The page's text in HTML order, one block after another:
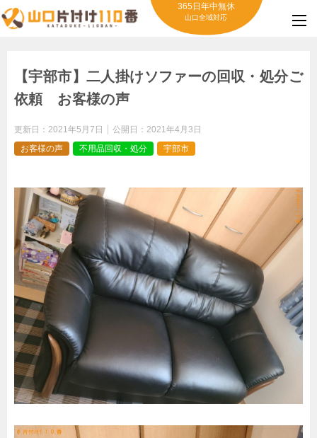
365日年中無休
山口全域対応
【宇部市】二人掛けソファーの回収・処分ご
依頼 お客様の声
更新日： 2021年5月7日 公開日： 2021年4月3日
お客様の声
不用品回収・処分 宇部市